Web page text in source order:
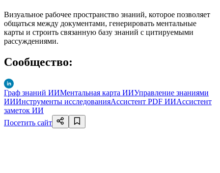
Визуальное рабочее пространство знаний, которое позволяет
общаться между документами, генерировать ментальные
карты и строить связанную базу знаний с цитируемыми
рассуждениями.
Сообщество:
Граф знаний ИИМентальная карта ИИУправление знаниями
ИИИнструменты исследованияАссистент PDF ИИАссистент
заметок ИИ
Посетить сайт